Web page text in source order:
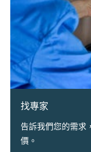
找專家
告訴我們您的需求
價。